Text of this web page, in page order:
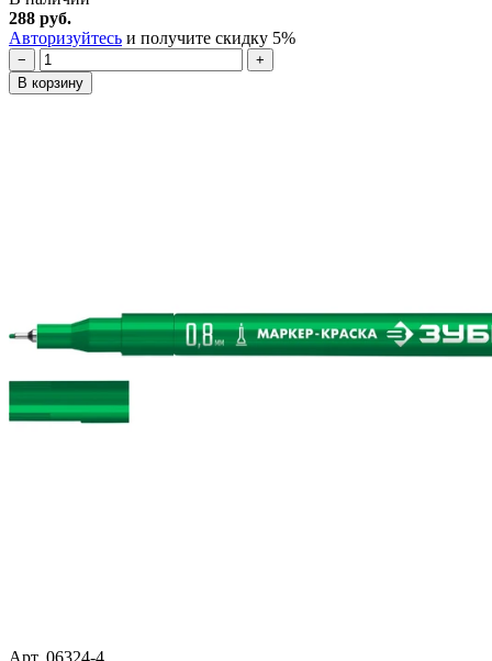
288 руб.
Авторизуйтесь и получите скидку 5%
−
+
В корзину
Арт. 06324-4